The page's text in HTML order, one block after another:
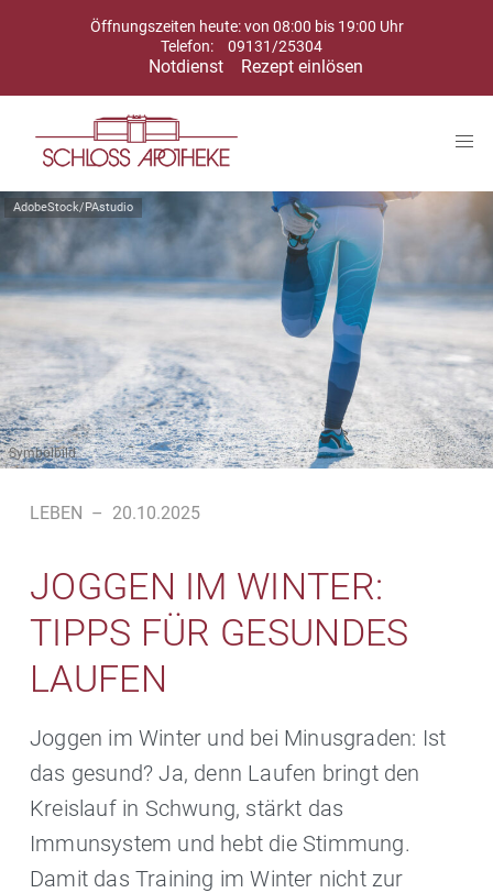
Öffnungszeiten heute: von 08:00 bis 19:00 Uhr
Telefon:
09131/25304
Notdienst Rezept einlösen
AdobeStock/PAstudio
Symbolbild
LEBEN – 20.10.2025
JOGGEN IM WINTER:
TIPPS FÜR GESUNDES
LAUFEN
Joggen im Winter und bei Minusgraden: Ist
das gesund? Ja, denn Laufen bringt den
Kreislauf in Schwung, stärkt das
Immunsystem und hebt die Stimmung.
Damit das Training im Winter nicht zur